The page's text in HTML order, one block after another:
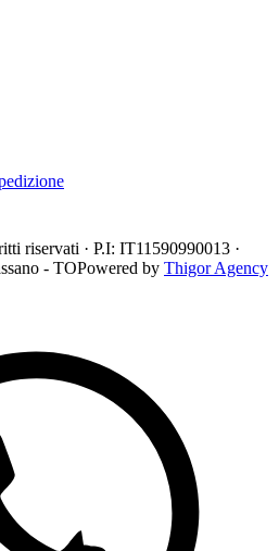
riservati · P.I: IT11590990013 ·
- TOPowered by Thigor Agency